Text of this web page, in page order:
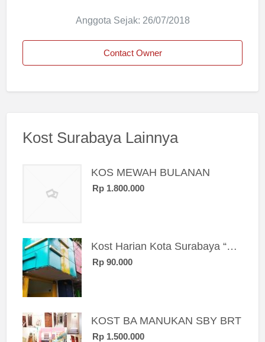
Anggota Sejak: 26/07/2018
Contact Owner
Kost Surabaya Lainnya
KOS MEWAH BULANAN
Rp 1.800.000
Kost Harian Kota Surabaya “Sierra Kost”
Rp 90.000
KOST BA MANUKAN SBY BRT
Rp 1.500.000